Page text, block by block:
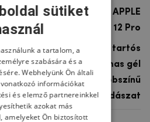
APPLE
iPhone 12 Pro
Gél, Ultra tartós
rugalmas gél
többszínű
Vadászat
sütiket
a tartalom, a
szabására és a
Webhelyünk Ön általi
információkat
és elemző partnereinkkel
azokat más
amelyeket Ön biztosított